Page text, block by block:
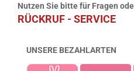
Nutzen Sie bitte für Fragen
RÜCKRUF - SERVICE
UNSERE BEZAHLARTEN